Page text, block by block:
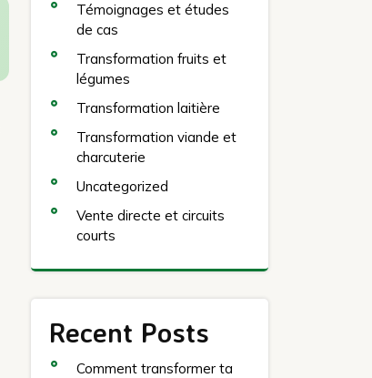
Témoignages et études
de cas
Transformation fruits et
légumes
Transformation laitière
Transformation viande et
charcuterie
Uncategorized
Vente directe et circuits
courts
Recent Posts
Comment transformer ta